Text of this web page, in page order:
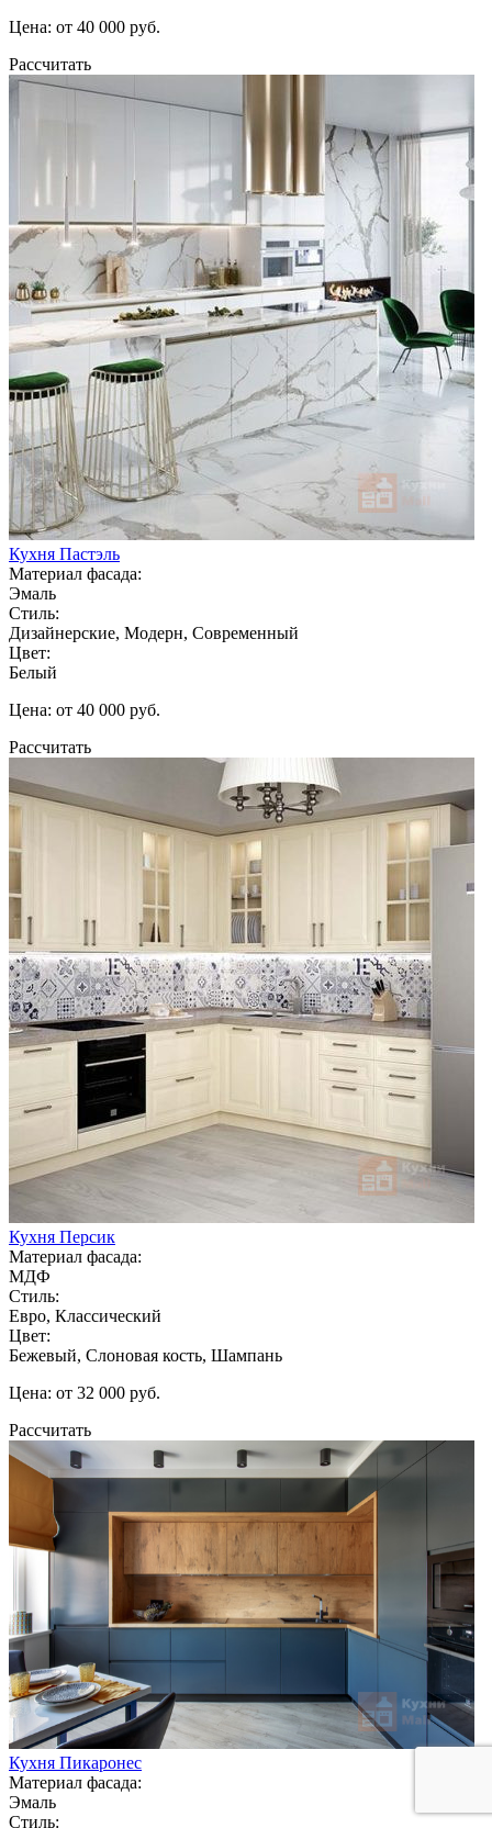
Цена: от 40 000 руб.
Рассчитать
Кухня Пастэль
Материал фасада:
Эмаль
Стиль:
Дизайнерские, Модерн, Современный
Цвет:
Белый
Цена: от 40 000 руб.
Рассчитать
Кухня Персик
Материал фасада:
МДФ
Стиль:
Евро, Классический
Цвет:
Бежевый, Слоновая кость, Шампань
Цена: от 32 000 руб.
Рассчитать
Кухня Пикаронес
Материал фасада:
Эмаль
Стиль: